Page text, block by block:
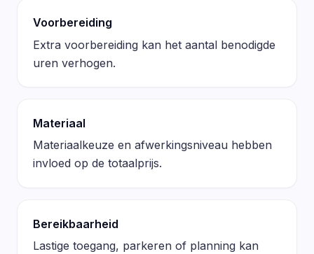
Voorbereiding
Extra voorbereiding kan het aantal benodigde
uren verhogen.
Materiaal
Materiaalkeuze en afwerkingsniveau hebben
invloed op de totaalprijs.
Bereikbaarheid
Lastige toegang, parkeren of planning kan